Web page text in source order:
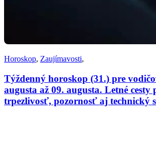
Horoskop, Zaujímavosti,
Týždenný horoskop (31.) pre
augusta až 09. augusta. Letné cesty
trpezlivosť, pozornosť aj technický